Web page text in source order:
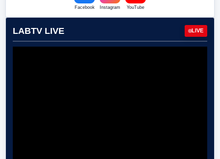
Facebook Instagram YouTube
LABTV LIVE LIVE